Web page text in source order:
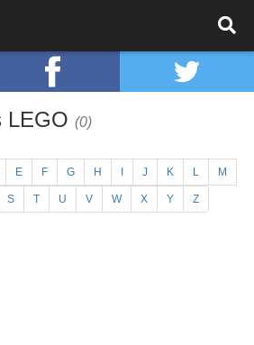
LEGO (0)
E F G H J K L M
S T U V W X Y Z